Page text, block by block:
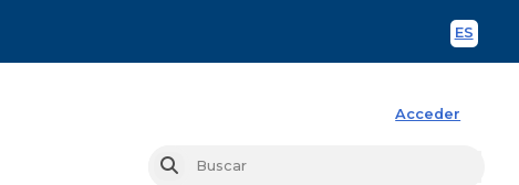
ES
Acceder
Buscar